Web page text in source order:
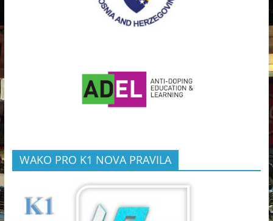
WAKO PRO K1 NOVA PRAVILA